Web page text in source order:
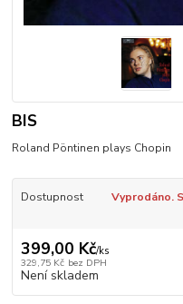
BIS
Roland Pöntinen plays Chopin
Dostupnost Vyprodáno.
399,00 Kč/ks
329,75 Kč bez DPH
Není skladem